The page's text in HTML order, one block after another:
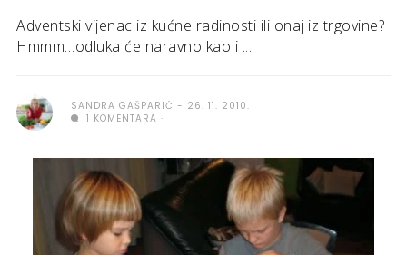
Adventski vijenac iz kućne radinosti ili onaj iz trgovine?
Hmmm…odluka će naravno kao i ...
SANDRA GAŠPARIĆ
26. 11. 2010.
1 KOMENTARA